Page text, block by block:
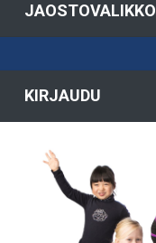
JAOSTOVALIKKO
KIRJAUDU